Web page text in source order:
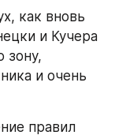
как вновь
и Кучера
зону,
и очень
правил